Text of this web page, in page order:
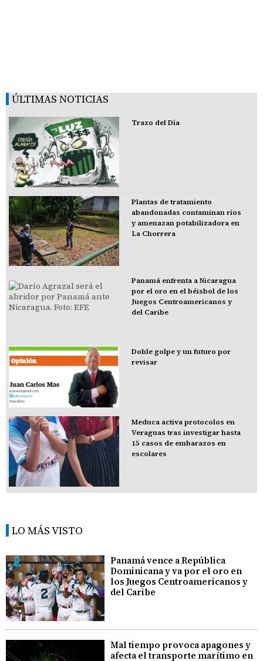
ÚLTIMAS NOTICIAS
Trazo del Día
Plantas de tratamiento
abandonadas contaminan ríos
y amenazan potabilizadora en
La Chorrera
Panamá enfrenta a Nicaragua
por el oro en el béisbol de los
Juegos Centroamericanos y
del Caribe
Doble golpe y un futuro por
revisar
Meduca activa protocolos en
Veraguas tras investigar hasta
15 casos de embarazos en
escolares
LO MÁS VISTO
Panamá vence a República
Dominicana y va por el oro en
los Juegos Centroamericanos y
del Caribe
Mal tiempo provoca apagones y
afecta el transporte marítimo en